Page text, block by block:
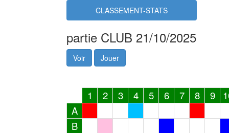
CLASSEMENT-STATS
partie CLUB 21/10/2025
Voir Jouer
1 2 3 4 5 6 7 8 9
A
B